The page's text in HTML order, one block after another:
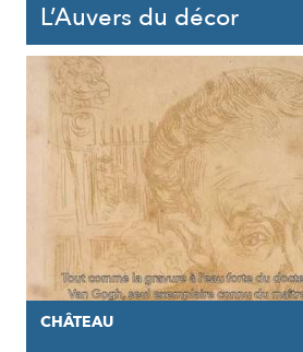
L’Auvers du décor
CHÂTEAU